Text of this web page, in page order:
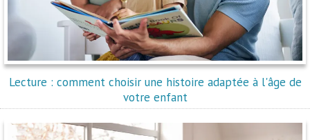
Lecture : comment choisir une histoire adaptée à l'âge de
votre enfant